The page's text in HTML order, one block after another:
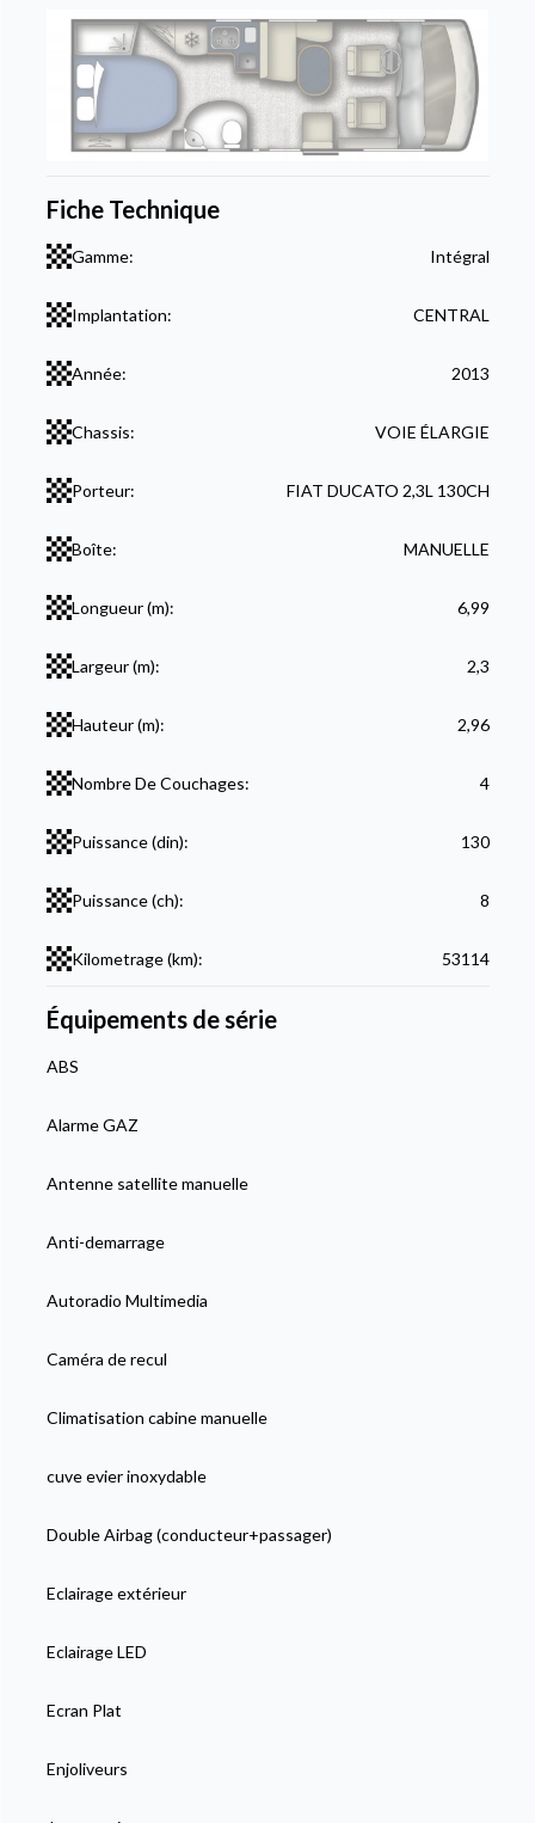
Fiche Technique
Gamme: Intégral
Implantation: CENTRAL
Année: 2013
Chassis: VOIE ÉLARGIE
Porteur: FIAT DUCATO 2,3L 130CH
Boîte: MANUELLE
Longueur (m): 6,99
Largeur (m): 2,3
Hauteur (m): 2,96
Nombre De Couchages: 4
Puissance (din): 130
Puissance (ch): 8
Kilometrage (km): 53114
Équipements de série
ABS
Alarme GAZ
Antenne satellite manuelle
Anti-demarrage
Autoradio Multimedia
Caméra de recul
Climatisation cabine manuelle
cuve evier inoxydable
Double Airbag (conducteur+passager)
Eclairage extérieur
Eclairage LED
Ecran Plat
Enjoliveurs